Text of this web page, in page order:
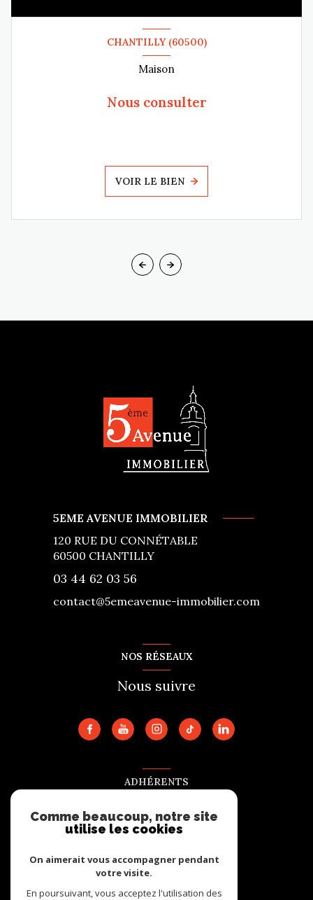
CHANTILLY (60500)
Maison
Nous consulter
VOIR LE BIEN
5EME AVENUE IMMOBILIER
120 RUE DU CONNÉTABLE
60500 CHANTILLY
03 44 62 03 56
contact@5emeavenue-immobilier.com
NOS RÉSEAUX
Nous suivre
ADHÉRENTS
Nous adhérons
Comme beaucoup, notre site
utilise les cookies
On aimerait vous accompagner pendant
votre visite.
En poursuivant, vous acceptez l'utilisation des